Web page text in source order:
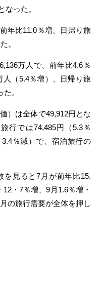
なった。
年比11.0％増、日帰り旅
。
万人で、前年比4.6％
（5.4％増）、日帰り旅
。
）は全体で49,912円とな
行では74,485円（5.3％
％減）で、宿泊旅行の
を見ると7月が前年比15.
・7％増、9月1.6％増・
の旅行需要が全体を押し